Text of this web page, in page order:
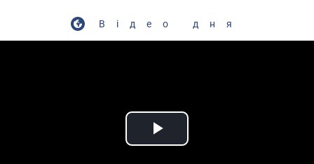
Відео дня
Play Video